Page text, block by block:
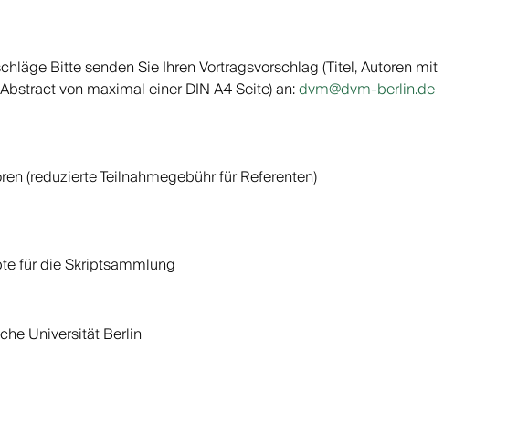
Bitte senden Sie Ihren Vortragsvorschlag (Titel, Autoren mit
von maximal einer DIN A4 Seite) an:dvm@dvm-berlin.de
(reduzierte Teilnahmegebühr für Referenten)
für die Skriptsammlung
Universität Berlin